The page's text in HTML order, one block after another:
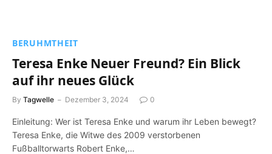
BERUHMTHEIT
Teresa Enke Neuer Freund? Ein Blick
auf ihr neues Glück
By Tagwelle Dezember 3, 2024 0
Einleitung: Wer ist Teresa Enke und warum ihr Leben bewegt?
Teresa Enke, die Witwe des 2009 verstorbenen
Fußballtorwarts Robert Enke,…